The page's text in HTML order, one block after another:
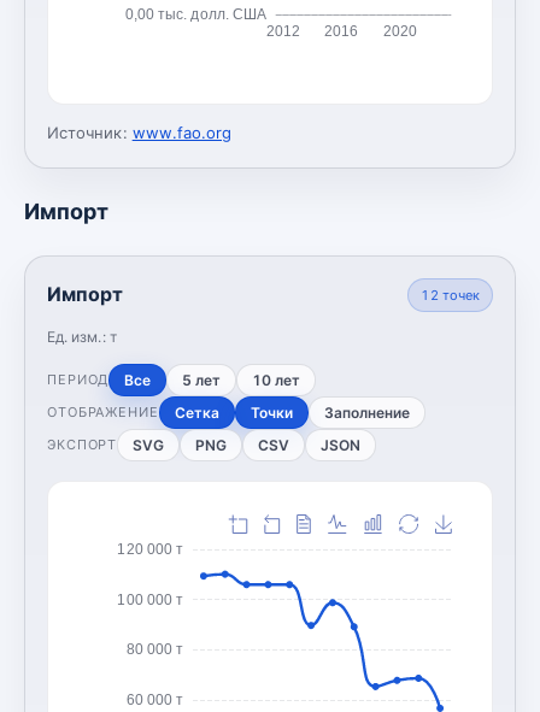
0,00 тыс. долл. США
2012 2016 2020
Источник: www.fao.org
Импорт
Импорт
Ед. изм.: т
12 точек
ПЕРИОД Все 5 лет 10 лет
ОТОБРАЖЕНИЕ Сетка Точки Заполнение
ЭКСПОРТ SVG PNG CSV JSON
60 000 т
80 000 т
100 000 т
120 000 т